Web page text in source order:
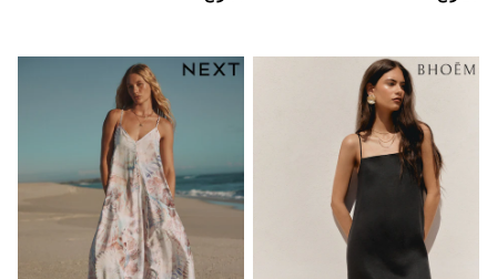
Holiday Shop
Jeans
Jumpsuits & Playsuits
All Girl's New In
Kid's Top Picks
Top & Bottom Sets
Summer Dresses
Polka Dots
THE SET
Knitwear
Loungewear